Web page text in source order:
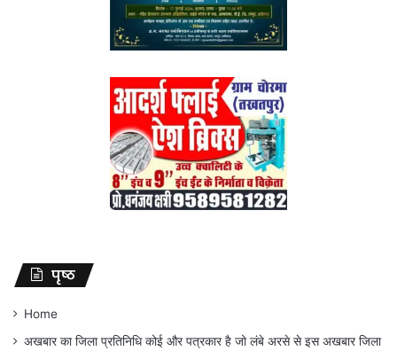
पृष्ठ
Home
अखबार का जिला प्रतिनिधि कोई और पत्रकार है जो लंबे अरसे से इस अखबार जिला